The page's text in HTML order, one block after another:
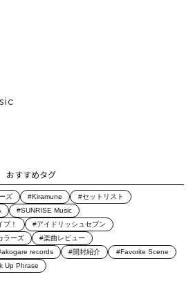
おすすめタグ
ズ #Kiramune
#セットリスト
#SUNRISE Music
！
#アイドリッシュセブン
ラーズ
#楽曲レビュー
records #開封紹介
#Favorite Scene
Up Phrase